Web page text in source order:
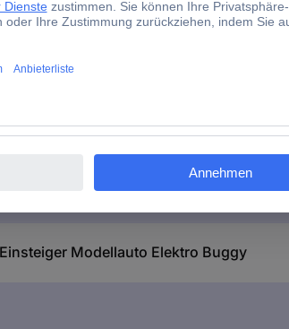
146 mm
Modellauto Elektro Buggy